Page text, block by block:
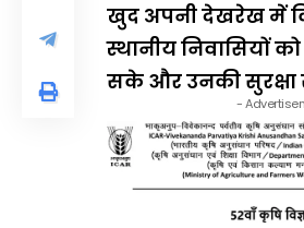
खुद अपनी देखरेख में
स्थानीय निवासियों
सके और उनकी सुरक्षा
-